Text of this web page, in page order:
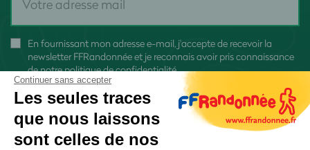
En fournissant mon adresse e-mail, j'accepte de recevoir la
newsletter FFRandonnée et je reconnais avoir pris connaissance
denotre politique de confidentialité
Continuer sans accepter
Les seules traces
que nous laissons
sont celles de nos